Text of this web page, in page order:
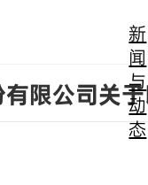
新
闻
与
动
态
限公司关